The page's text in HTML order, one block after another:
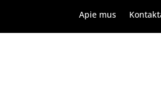
Apie mus